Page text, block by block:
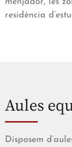
menjador, les
residència
Aules
Disposem